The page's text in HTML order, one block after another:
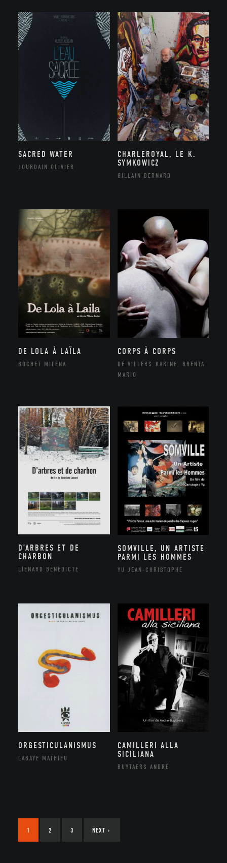
SACRED WATER
JOURDAIN OLIVIER
CHARLEROYAL, LE K.
SYMKOWICZ
GILLAIN BERNARD
DE LOLA À LAÏLA
BOCHET MILENA
CORPS À CORPS
DE VILLERS KARINE, BRENTA
MARIO
D’ARBRES ET DE
CHARBON
LIENARD BÉNÉDICTE
SOMVILLE, UN ARTISTE
PARMI LES HOMMES
YU JEAN-CHRISTOPHE
ORGESTICULANISMUS
LABAYE MATHIEU
CAMILLERI ALLA
SICILIANA
BUYTAERS ANDRÉ
1 2 3 NEXT ›